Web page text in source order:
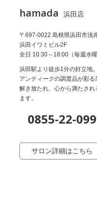
hamada 浜田店
〒697-0022 島根県浜田市浅
浜田イワミビル2F
全日 10:30～18:00（毎週水
浜田駅より徒歩1分の好立地。
アンティークの調度品が彩
解き放たれ、心から満たさ
ます。
0855-22-
サロン詳細はこちら